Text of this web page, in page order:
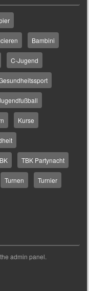
Bambini
C-Jugend
Kurse
TBK Partynacht
Turnen Turnier
admin panel.